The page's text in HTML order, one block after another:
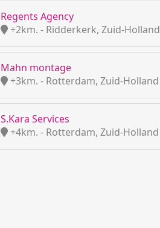
Regents Agency
+2km. - Ridderkerk, Zuid-Holland
Mahn montage
+3km. - Rotterdam, Zuid-Holland
S.Kara Services
+4km. - Rotterdam, Zuid-Holland